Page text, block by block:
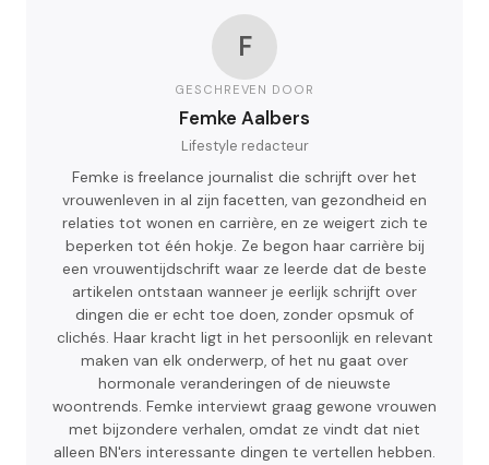
F
GESCHREVEN DOOR
Femke Aalbers
Lifestyle redacteur
Femke is freelance journalist die schrijft over het
vrouwenleven in al zijn facetten, van gezondheid en
relaties tot wonen en carrière, en ze weigert zich te
beperken tot één hokje. Ze begon haar carrière bij
een vrouwentijdschrift waar ze leerde dat de beste
artikelen ontstaan wanneer je eerlijk schrijft over
dingen die er echt toe doen, zonder opsmuk of
clichés. Haar kracht ligt in het persoonlijk en relevant
maken van elk onderwerp, of het nu gaat over
hormonale veranderingen of de nieuwste
woontrends. Femke interviewt graag gewone vrouwen
met bijzondere verhalen, omdat ze vindt dat niet
alleen BN'ers interessante dingen te vertellen hebben.